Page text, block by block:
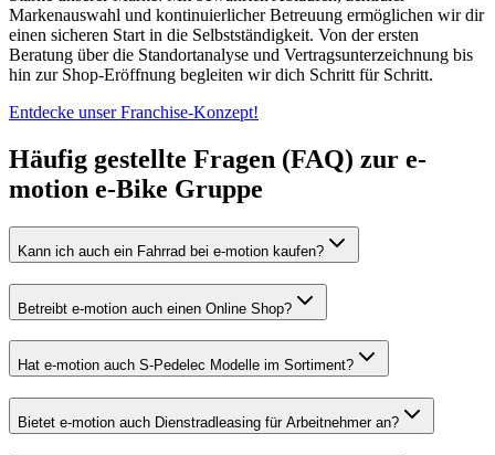
Markenauswahl und kontinuierlicher Betreuung ermöglichen wir dir
einen sicheren Start in die Selbstständigkeit. Von der ersten
Beratung über die Standortanalyse und Vertragsunterzeichnung bis
hin zur Shop‑Eröffnung begleiten wir dich Schritt für Schritt.
Entdecke unser Franchise-Konzept!
Häufig gestellte Fragen (FAQ) zur e-
motion e-Bike Gruppe
Kann ich auch ein Fahrrad bei e-motion kaufen?
Betreibt e-motion auch einen Online Shop?
Hat e-motion auch S-Pedelec Modelle im Sortiment?
Bietet e-motion auch Dienstradleasing für Arbeitnehmer an?